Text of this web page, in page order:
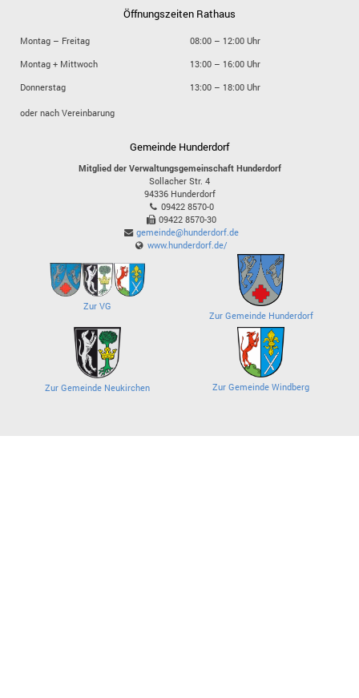
Öffnungszeiten Rathaus
Montag – Freitag
08:00 – 12:00 Uhr
Montag + Mittwoch
13:00 – 16:00 Uhr
Donnerstag
13:00 – 18:00 Uhr
oder nach Vereinbarung
Gemeinde Hunderdorf
Mitglied der Verwaltungsgemeinschaft Hunderdorf
Sollacher Str. 4
94336 Hunderdorf
09422 8570-0
09422 8570-30
gemeinde@hunderdorf.de
www.hunderdorf.de/
Zur VG
Zur Gemeinde Hunderdorf
Zur Gemeinde Neukirchen Zur Gemeinde Windberg